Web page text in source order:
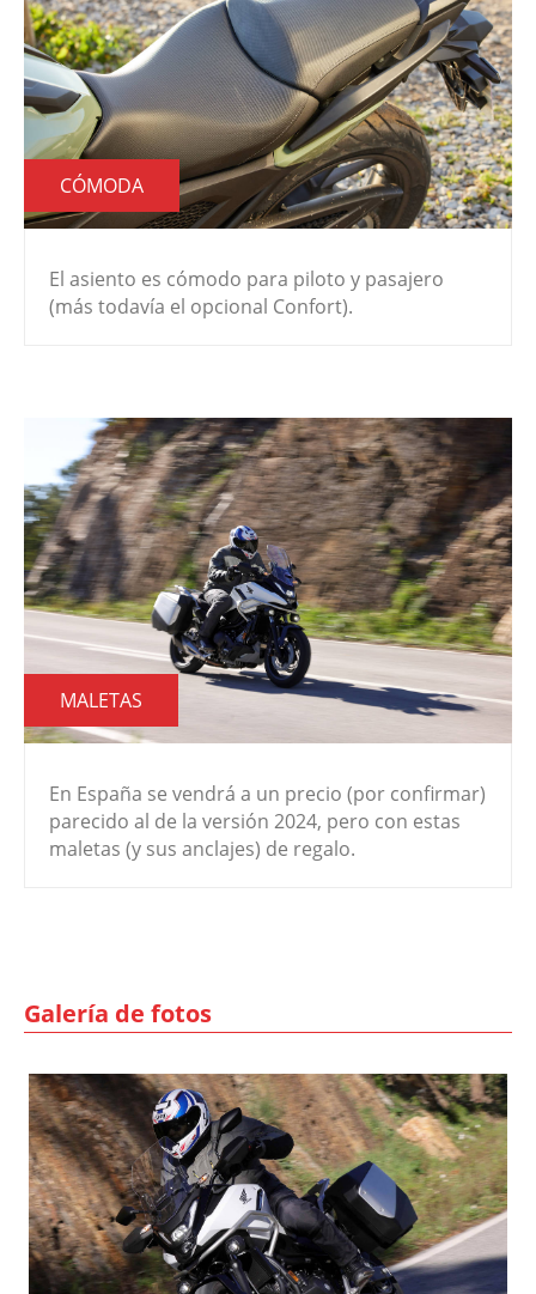
CÓMODA
El asiento es cómodo para piloto y pasajero
(más todavía el opcional Confort).
MALETAS
En España se vendrá a un precio (por confirmar)
parecido al de la versión 2024, pero con estas
maletas (y sus anclajes) de regalo.
Galería de fotos